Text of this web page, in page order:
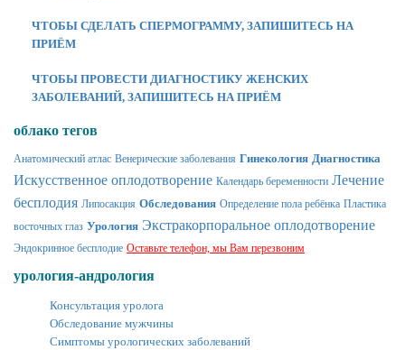
ЧТОБЫ СДЕЛАТЬ СПЕРМОГРАММУ, ЗАПИШИТЕСЬ НА
ПРИЁМ
ЧТОБЫ ПРОВЕСТИ ДИАГНОСТИКУ ЖЕНСКИХ
ЗАБОЛЕВАНИЙ, ЗАПИШИТЕСЬ НА ПРИЁМ
облако тегов
Анатомический атлас Венерические заболевания Гинекология Диагностика
Искусственное оплодотворение Календарь беременности Лечение
бесплодия Липосакция Обследования Определение пола ребёнка Пластика
восточных глаз Урология Экстракорпоральное оплодотворение
Эндокринное бесплодие Оставьте телефон, мы Вам перезвоним
урология-андрология
Консультация уролога
Обследование мужчины
Симптомы урологических заболеваний